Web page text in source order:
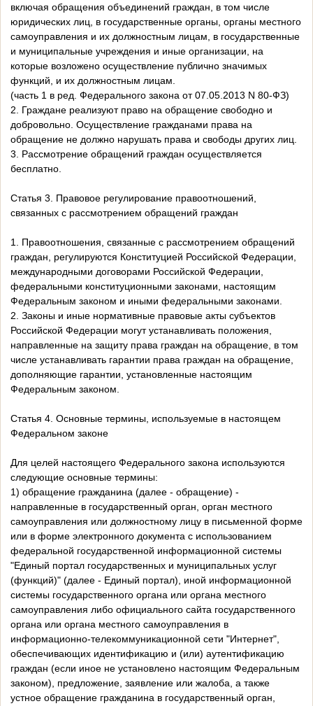
включая обращения объединений граждан, в том числе
юридических лиц, в государственные органы, органы местного
самоуправления и их должностным лицам, в государственные
и муниципальные учреждения и иные организации, на
которые возложено осуществление публично значимых
функций, и их должностным лицам.
(часть 1 в ред. Федерального закона от 07.05.2013 N 80-ФЗ)
2. Граждане реализуют право на обращение свободно и
добровольно. Осуществление гражданами права на
обращение не должно нарушать права и свободы других лиц.
3. Рассмотрение обращений граждан осуществляется
бесплатно.
Статья 3. Правовое регулирование правоотношений,
связанных с рассмотрением обращений граждан
1. Правоотношения, связанные с рассмотрением обращений
граждан, регулируются Конституцией Российской Федерации,
международными договорами Российской Федерации,
федеральными конституционными законами, настоящим
Федеральным законом и иными федеральными законами.
2. Законы и иные нормативные правовые акты субъектов
Российской Федерации могут устанавливать положения,
направленные на защиту права граждан на обращение, в том
числе устанавливать гарантии права граждан на обращение,
дополняющие гарантии, установленные настоящим
Федеральным законом.
Статья 4. Основные термины, используемые в настоящем
Федеральном законе
Для целей настоящего Федерального закона используются
следующие основные термины:
1) обращение гражданина (далее - обращение) -
направленные в государственный орган, орган местного
самоуправления или должностному лицу в письменной форме
или в форме электронного документа с использованием
федеральной государственной информационной системы
"Единый портал государственных и муниципальных услуг
(функций)" (далее - Единый портал), иной информационной
системы государственного органа или органа местного
самоуправления либо официального сайта государственного
органа или органа местного самоуправления в
информационно-телекоммуникационной сети "Интернет",
обеспечивающих идентификацию и (или) аутентификацию
граждан (если иное не установлено настоящим Федеральным
законом), предложение, заявление или жалоба, а также
устное обращение гражданина в государственный орган,